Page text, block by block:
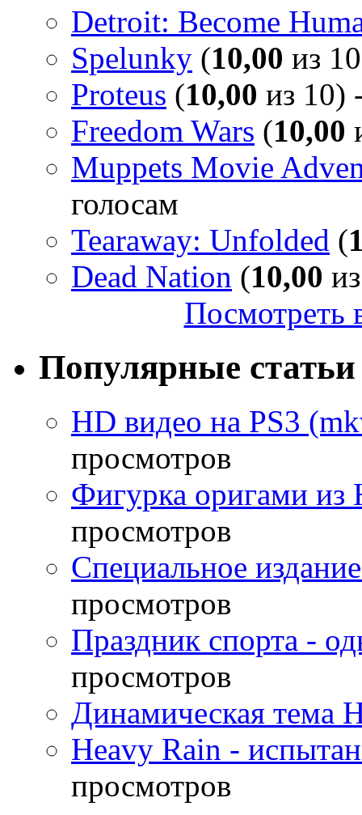
Detroit: Become
Spelunky (10,00 из
Proteus (10,00 из 10)
Freedom Wars (10,00
Muppets Movie
голосам
Tearaway: Unfolded (
Dead Nation (10,00
Посмотреть
Популярные статьи
HD видео на PS3
просмотров
Фигурка оригами из
просмотров
Специальное
просмотров
Праздник спорта -
просмотров
Динамическая тема
Heavy Rain -
просмотров